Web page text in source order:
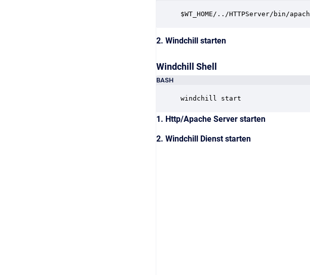
$WT_HOME/../HTTPServer/bin/
2. Windchill starten
Windchill Shell
BASH
windchill start
1. Http/Apache Server starten
2. Windchill Dienst starten